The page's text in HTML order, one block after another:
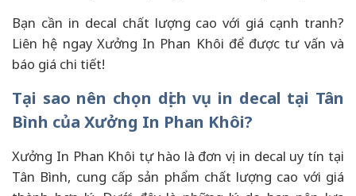
Bạn cần in decal chất lượng cao với giá cạnh tranh?
Liên hệ ngay Xưởng In Phan Khôi để được tư vấn và
báo giá chi tiết!
Tại sao nên chọn dịch vụ in decal tại Tân
Bình của Xưởng In Phan Khôi?
Xưởng In Phan Khôi tự hào là đơn vị in decal uy tín tại
Tân Bình, cung cấp sản phẩm chất lượng cao với giá